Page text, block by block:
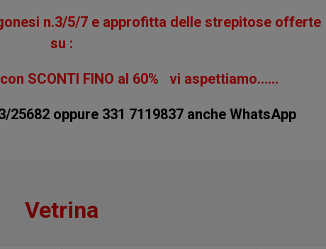
n.3/5/7 e approfitta delle strepitose offerte
su :
SCONTI FINO al 60% vi aspettiamo......
oppure 331 7119837 anche WhatsApp
Vetrina